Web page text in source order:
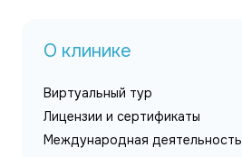
О клинике
Виртуальный тур
Лицензии и сертификаты
Международная деятельность